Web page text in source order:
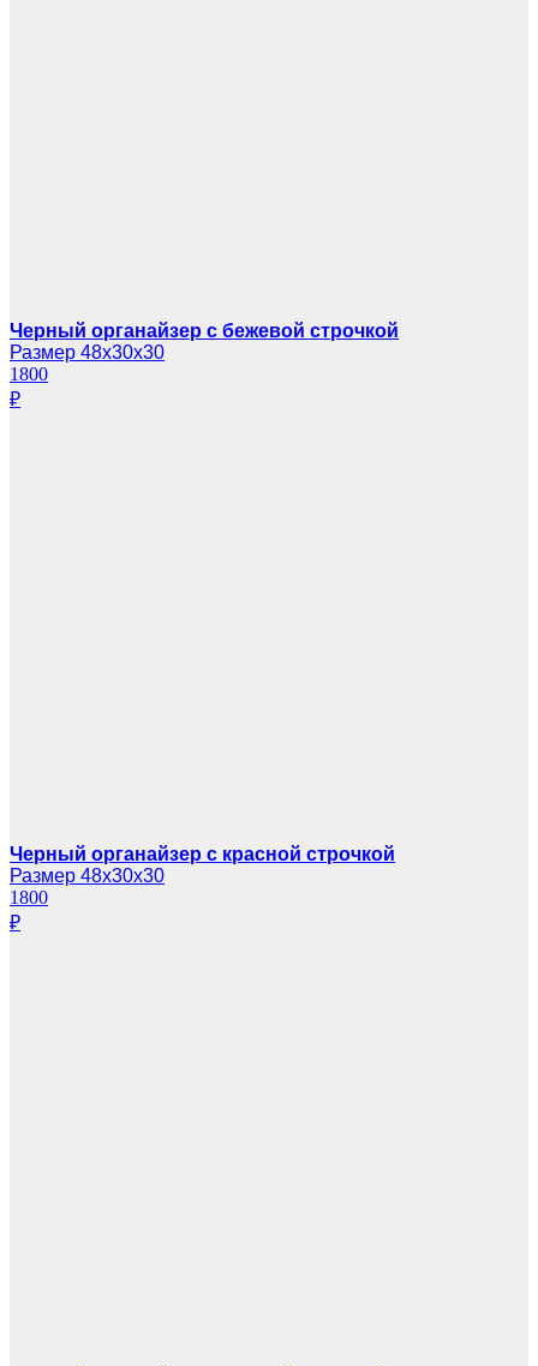
Черный органайзер с бежевой строчкой
Размер 48х30х30
1800
₽
Черный органайзер с красной строчкой
Размер 48х30х30
1800
₽